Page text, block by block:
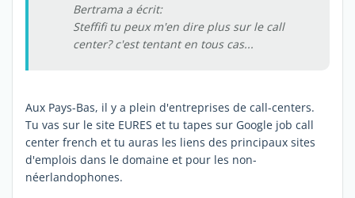
Bertrama a écrit:
Steffifi tu peux m'en dire plus sur le call
center? c'est tentant en tous cas...
Aux Pays-Bas, il y a plein d'entreprises de call-centers.
Tu vas sur le site EURES et tu tapes sur Google job call
center french et tu auras les liens des principaux sites
d'emplois dans le domaine et pour les non-
néerlandophones.